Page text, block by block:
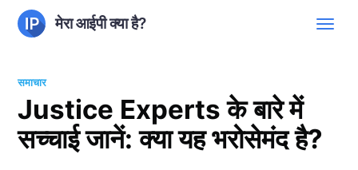
मेरा आईपी क्या है?
समाचार
Justice Experts के बारे में
सच्चाई जानें: क्या यह भरोसेमंद है?